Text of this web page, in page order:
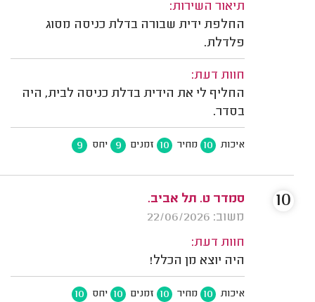
תיאור השירות:
החלפת ידית שבורה בדלת כניסה מסוג
פלדלת.
חוות דעת:
החליף לי את הידית בדלת כניסה לבית, היה
בסדר.
איכות 10 מחיר 10 זמנים 9 יחס 9
סמדר ט. תל אביב.
משוב: 22/06/2026
חוות דעת:
היה יוצא מן הכלל!
איכות 10 מחיר 10 זמנים 10 יחס 10
10